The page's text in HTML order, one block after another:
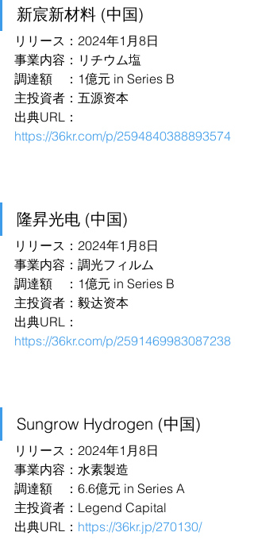
新宸新材料 (中国)
リリース：2024年1月8日
事業内容：リチウム塩
調達額　：1億元 in Series B
主投資者：五源资本
出典URL：
https://36kr.com/p/2594840388893574
隆昇光电 (中国)
リリース：2024年1月8日
事業内容：調光フィルム
調達額　：1億元 in Series B
主投資者：毅达资本
出典URL：
https://36kr.com/p/2591469983087238
Sungrow Hydrogen (中国)
リリース：2024年1月8日
事業内容：水素製造
調達額　：6.6億元 in Series A
主投資者：Legend Capital
出典URL： https://36kr.jp/270130/